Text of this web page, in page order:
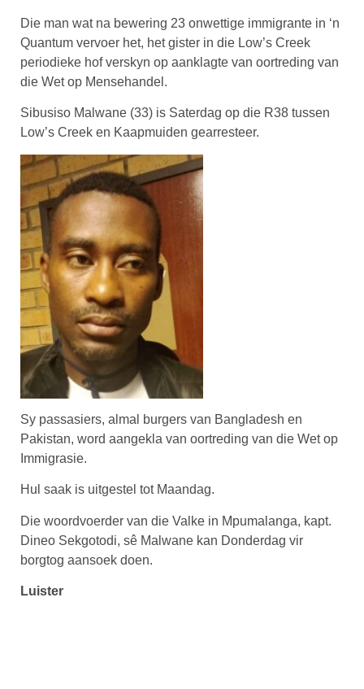
Die man wat na bewering 23 onwettige immigrante in ‘n
Quantum vervoer het, het gister in die Low’s Creek
periodieke hof verskyn op aanklagte van oortreding van
die Wet op Mensehandel.
Sibusiso Malwane (33) is Saterdag op die R38 tussen
Low’s Creek en Kaapmuiden gearresteer.
Sy passasiers, almal burgers van Bangladesh en
Pakistan, word aangekla van oortreding van die Wet op
Immigrasie.
Hul saak is uitgestel tot Maandag.
Die woordvoerder van die Valke in Mpumalanga, kapt.
Dineo Sekgotodi, sê Malwane kan Donderdag vir
borgtog aansoek doen.
Luister